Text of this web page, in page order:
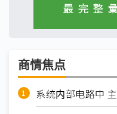
商情焦点
系统内部电路中